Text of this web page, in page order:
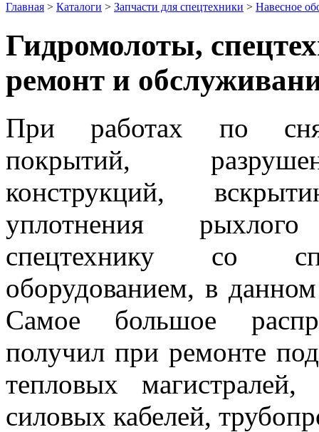
Главная > Каталоги > Запчасти для спецтехники > Навесное
Гидромолоты,
ремонт и
При работах по
покрытий,
конструкций,
уплотнения
спецтехнику со
оборудованием, в
Самое большое
получил при ремонте
тепловых
силовых кабелей,